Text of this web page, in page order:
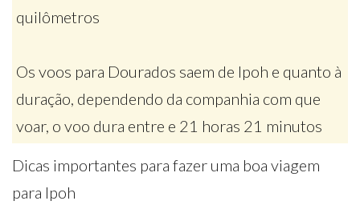
quilômetros
Os voos para Dourados saem de Ipoh e quanto à
duração, dependendo da companhia com que
voar, o voo dura entre e 21 horas 21 minutos
Dicas importantes para fazer uma boa viagem
para Ipoh